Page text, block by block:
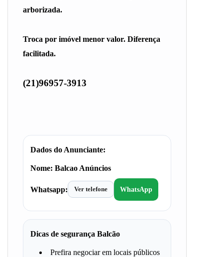
arborizada.
Troca por imóvel menor valor. Diferença
facilitada.
(21)96957-3913
Dados do Anunciante:
Nome: Balcao Anúncios
Whatsapp: Ver telefone WhatsApp
Dicas de segurança Balcão
Prefira negociar em locais públicos